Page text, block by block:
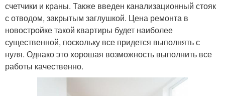
счетчики и краны. Также введен канализационный стояк
с отводом, закрытым заглушкой. Цена ремонта в
новостройке такой квартиры будет наиболее
существенной, поскольку все придется выполнять с
нуля. Однако это хорошая возможность выполнить все
работы качественно.